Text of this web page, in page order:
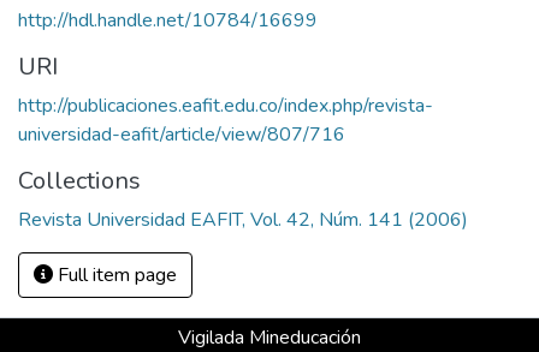
http://hdl.handle.net/10784/16699
URI
http://publicaciones.eafit.edu.co/index.php/revista-
universidad-eafit/article/view/807/716
Collections
Revista Universidad EAFIT, Vol. 42, Núm. 141 (2006)
Full item page
Vigilada Mineducación